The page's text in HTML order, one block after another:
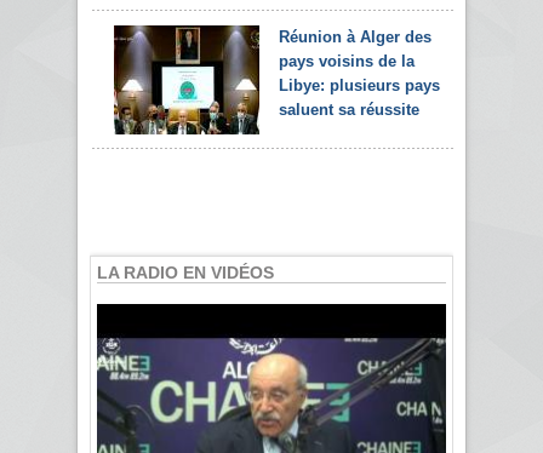
Réunion à Alger des
pays voisins de la
Libye: plusieurs pays
saluent sa réussite
LA RADIO EN VIDÉOS